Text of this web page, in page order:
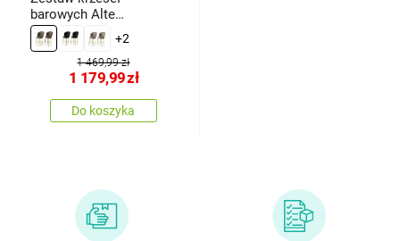
barowych Alte
Anthracite and Gold, 2
szt.
+2
1 469,99 zł
1 179,99zł
Do koszyka